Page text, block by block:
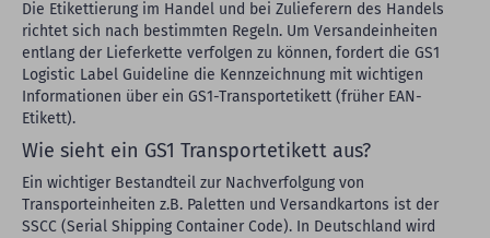
Die Etikettierung im Handel und bei Zulieferern des Handels
richtet sich nach bestimmten Regeln. Um Versandeinheiten
entlang der Lieferkette verfolgen zu können, fordert die GS1
Logistic Label Guideline die Kennzeichnung mit wichtigen
Informationen über ein GS1-Transportetikett (früher EAN-
Etikett).
Wie sieht ein GS1 Transportetikett aus?
Ein wichtiger Bestandteil zur Nachverfolgung von
Transporteinheiten z.B. Paletten und Versandkartons ist der
SSCC (Serial Shipping Container Code). In Deutschland wird